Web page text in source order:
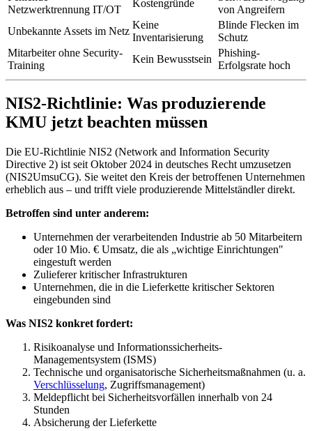
Netzwerktrennung IT/OT
Kostengründe
von Angreifern
Unbekannte Assets im Netz
Keine
Inventarisierung
Blinde Flecken im
Schutz
Mitarbeiter ohne Security-
Training
Kein Bewusstsein
Phishing-
Erfolgsrate hoch
NIS2-Richtlinie: Was produzierende
KMU jetzt beachten müssen
Die EU-Richtlinie NIS2 (Network and Information Security
Directive 2) ist seit Oktober 2024 in deutsches Recht umzusetzen
(NIS2UmsuCG). Sie weitet den Kreis der betroffenen Unternehmen
erheblich aus – und trifft viele produzierende Mittelständler direkt.
Betroffen sind unter anderem:
Unternehmen der verarbeitenden Industrie ab 50 Mitarbeitern
oder 10 Mio. € Umsatz, die als „wichtige Einrichtungen"
eingestuft werden
Zulieferer kritischer Infrastrukturen
Unternehmen, die in die Lieferkette kritischer Sektoren
eingebunden sind
Was NIS2 konkret fordert:
Risikoanalyse und Informationssicherheits-
Managementsystem (ISMS)
Technische und organisatorische Sicherheitsmaßnahmen (u. a.
Verschlüsselung, Zugriffsmanagement)
Meldepflicht bei Sicherheitsvorfällen innerhalb von 24
Stunden
Absicherung der Lieferkette